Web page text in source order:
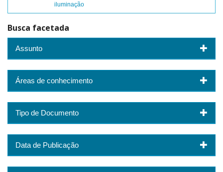
iluminação
Busca facetada
Assunto
Áreas de conhecimento
Tipo de Documento
Data de Publicação